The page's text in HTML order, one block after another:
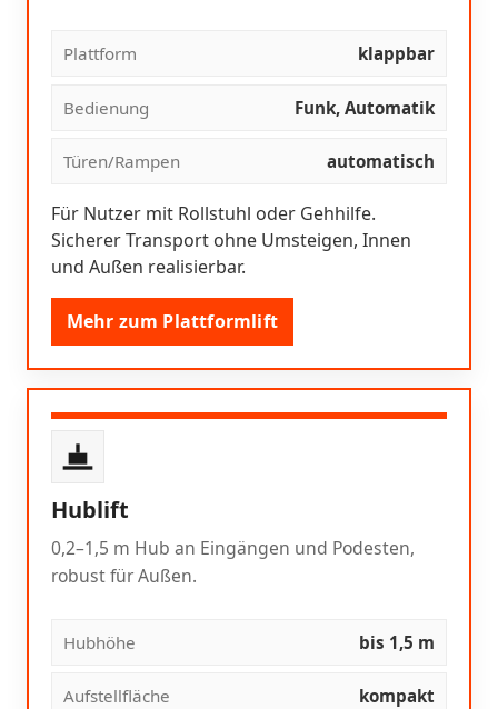
Plattform klappbar
Bedienung Funk, Automatik
Türen/Rampen automatisch
Für Nutzer mit Rollstuhl oder Gehhilfe.
Sicherer Transport ohne Umsteigen, Innen
und Außen realisierbar.
Mehr zum Plattformlift
Hublift
0,2–1,5 m Hub an Eingängen und Podesten,
robust für Außen.
Hubhöhe bis 1,5 m
Aufstellfläche kompakt